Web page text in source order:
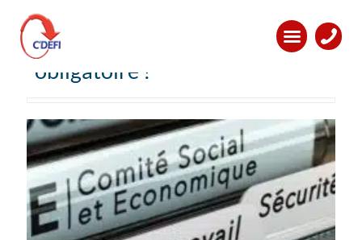
La formation du Référent
Harcèlement du CSE est-elle
obligatoire ?